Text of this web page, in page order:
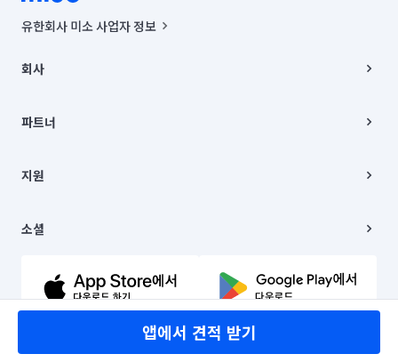
앱에서 견적 받기
유한회사 미소 사업자 정보
00019 |
주소 | 본사: 서울특별시 종로구 율곡로 6(중학동, 트윈트리빌딩) B동 5층
컨택센터 : 서울특별시 종로구 수송동 율곡로 24, 7층, 8층 미소
상품, 상품정보, 거래에 관한 의무와 책임은 거래당사자에게 있습니다.
언론 보도 관련 문의:
© 유한회사 미소. Miso, Inc. All Rights Reserved.
회사
채용
파트너
이사
지원
이용약관
문의하기
소셜
유튜브